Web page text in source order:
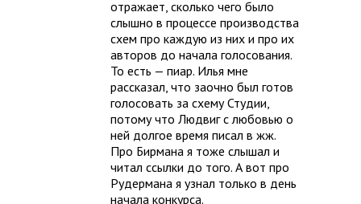
отражает, сколько чего было
слышно в процессе производства
схем про каждую из них и про их
авторов до начала голосования.
То есть — пиар. Илья мне
рассказал, что заочно был готов
голосовать за схему Студии,
потому что Людвиг с любовью о
ней долгое время писал в жж.
Про Бирмана я тоже слышал и
читал ссылки до того. А вот про
Рудермана я узнал только в день
начала конкурса.